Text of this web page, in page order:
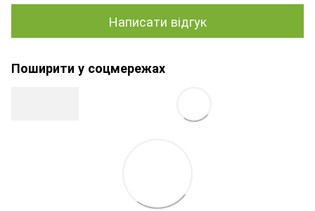
Написати відгук
Поширити у соцмережах